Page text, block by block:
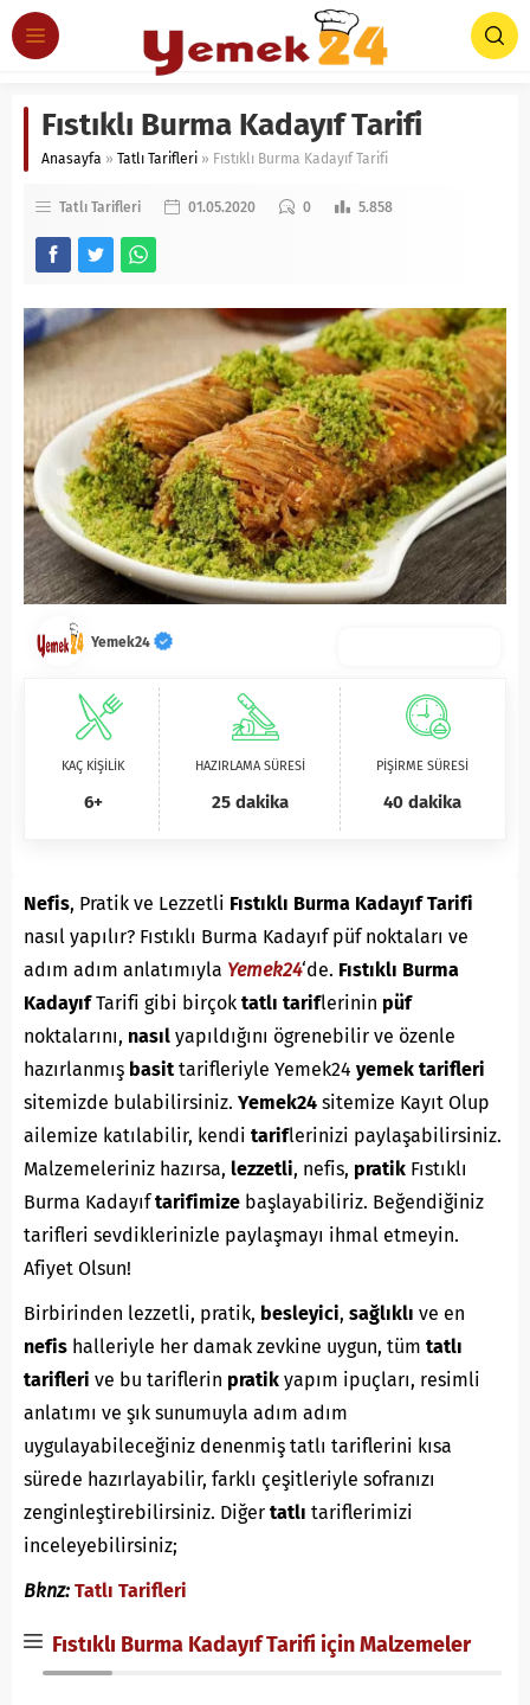
Fıstıklı Burma Kadayıf Tarifi
Anasayfa » Tatlı Tarifleri » Fıstıklı Burma Kadayıf Tarifi
Tatlı Tarifleri 01.05.2020 0 5.858
Yemek24
KAÇ KİŞİLİK
6+
HAZIRLAMA SÜRESİ
25 dakika
PİŞİRME SÜRESİ
40 dakika
Nefis, Pratik ve Lezzetli Fıstıklı Burma Kadayıf Tarifi
nasıl yapılır? Fıstıklı Burma Kadayıf püf noktaları ve
adım adım anlatımıyla Yemek24‘de. Fıstıklı Burma
KadayıfTarifi gibi birçok tatlı tariflerinin püf
noktalarını, nasıl yapıldığını ögrenebilir ve özenle
hazırlanmış basittarifleriyle Yemek24 yemek tarifleri
sitemizde bulabilirsiniz. Yemek24 sitemize Kayıt Olup
ailemize katılabilir, kendi tariflerinizi paylaşabilirsiniz.
Malzemeleriniz hazırsa, lezzetli, nefis, pratik Fıstıklı
Burma Kadayıftarifimize başlayabiliriz. Beğendiğiniz
tarifleri sevdiklerinizle paylaşmayı ihmal etmeyin.
Afiyet Olsun!
Birbirinden lezzetli, pratik, besleyici, sağlıklı ve en
nefis halleriyle her damak zevkine uygun, tüm tatlı
tarifleri ve bu tariflerin pratik yapım ipuçları, resimli
anlatımı ve şık sunumuyla adım adım
uygulayabileceğiniz denenmiş tatlı tariflerini kısa
sürede hazırlayabilir, farklı çeşitleriyle sofranızı
zenginleştirebilirsiniz. Diğer tatlı tariflerimizi
inceleyebilirsiniz;
Bknz: Tatlı Tarifleri
Fıstıklı Burma Kadayıf Tarifi için Malzemeler